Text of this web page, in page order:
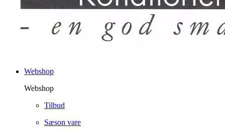
Webshop
Webshop
Tilbud
Sæson vare